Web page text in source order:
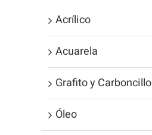
Acrílico
Acuarela
Grafito y Carboncillo
Óleo